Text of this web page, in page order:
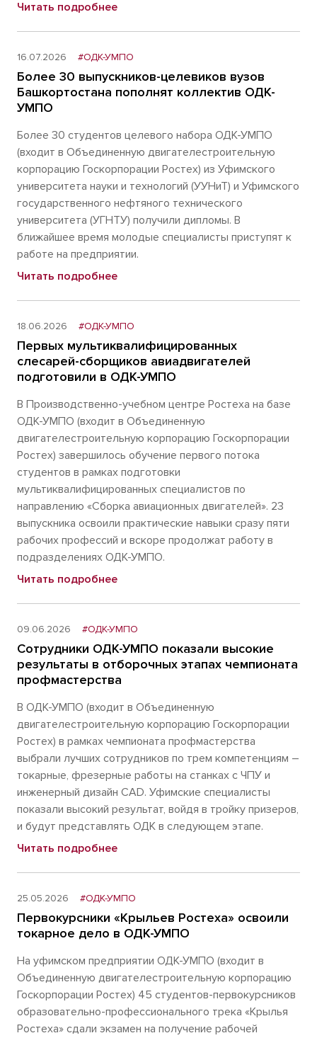
Читать подробнее
16.07.2026 #ОДК-УМПО
Более 30 выпускников-целевиков вузов
Башкортостана пополнят коллектив ОДК-
УМПО
Более 30 студентов целевого набора ОДК-УМПО
(входит в Объединенную двигателестроительную
корпорацию Госкорпорации Ростех) из Уфимского
университета науки и технологий (УУНиТ) и Уфимского
государственного нефтяного технического
университета (УГНТУ) получили дипломы. В
ближайшее время молодые специалисты приступят к
работе на предприятии.
Читать подробнее
18.06.2026 #ОДК-УМПО
Первых мультиквалифицированных
слесарей-сборщиков авиадвигателей
подготовили в ОДК-УМПО
В Производственно-учебном центре Ростеха на базе
ОДК-УМПО (входит в Объединенную
двигателестроительную корпорацию Госкорпорации
Ростех) завершилось обучение первого потока
студентов в рамках подготовки
мультиквалифицированных специалистов по
направлению «Сборка авиационных двигателей». 23
выпускника освоили практические навыки сразу пяти
рабочих профессий и вскоре продолжат работу в
подразделениях ОДК-УМПО.
Читать подробнее
09.06.2026 #ОДК-УМПО
Сотрудники ОДК-УМПО показали высокие
результаты в отборочных этапах чемпионата
профмастерства
В ОДК-УМПО (входит в Объединенную
двигателестроительную корпорацию Госкорпорации
Ростех) в рамках чемпионата профмастерства
выбрали лучших сотрудников по трем компетенциям –
токарные, фрезерные работы на станках с ЧПУ и
инженерный дизайн CAD. Уфимские специалисты
показали высокий результат, войдя в тройку призеров,
и будут представлять ОДК в следующем этапе.
Читать подробнее
25.05.2026 #ОДК-УМПО
Первокурсники «Крыльев Ростеха» освоили
токарное дело в ОДК-УМПО
На уфимском предприятии ОДК-УМПО (входит в
Объединенную двигателестроительную корпорацию
Госкорпорации Ростех) 45 студентов-первокурсников
образовательно-профессионального трека «Крылья
Ростеха» сдали экзамен на получение рабочей